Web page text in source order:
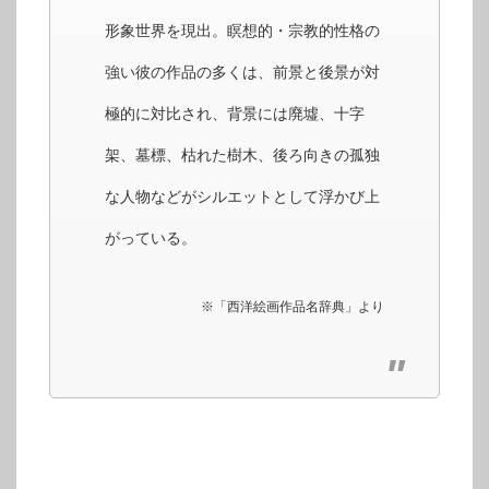
形象世界を現出。瞑想的・宗教的性格の
強い彼の作品の多くは、前景と後景が対
極的に対比され、背景には廃墟、十字
架、墓標、枯れた樹木、後ろ向きの孤独
な人物などがシルエットとして浮かび上
がっている。
※「西洋絵画作品名辞典」より